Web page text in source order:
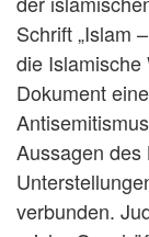
Schrift „Islam
die Islamische
Dokument
Aussagen des
verbunden.